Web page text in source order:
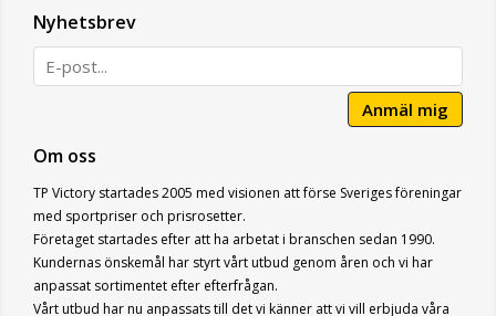
Nyhetsbrev
Anmäl mig
Om oss
TP Victory startades 2005 med visionen att förse Sveriges föreningar
med sportpriser och prisrosetter.
Företaget startades efter att ha arbetat i branschen sedan 1990.
Kundernas önskemål har styrt vårt utbud genom åren och vi har
anpassat sortimentet efter efterfrågan.
Vårt utbud har nu anpassats till det vi känner att vi vill erbjuda våra